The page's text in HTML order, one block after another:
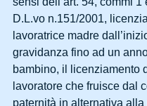
D.L.vo n.151/2001,
lavoratrice madre
gravidanza fino ad un
bambino, il licenziamento
lavoratore che fruisce dal
paternità in alternativa